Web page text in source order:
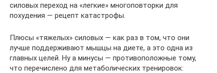
силовых переход на «легкие» многоповторки для
похудения — рецепт катастрофы.
Плюсы «тяжелых» силовых — как раз в том, что они
лучше поддерживают мышцы на диете, а это одна из
главных целей. Ну а минусы — противоположные тому,
что перечислено для метаболических тренировок: